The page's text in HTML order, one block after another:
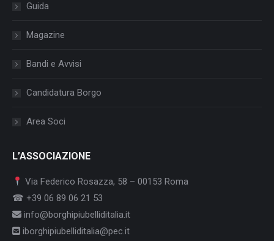
Guida
Magazine
Bandi e Avvisi
Candidatura Borgo
Area Soci
L’ASSOCIAZIONE
Via Federico Rosazza, 58 – 00153 Roma
☎ +39 06 89 06 21 53
info@borghipiubelliditalia.it
iborghipiubelliditalia@pec.it